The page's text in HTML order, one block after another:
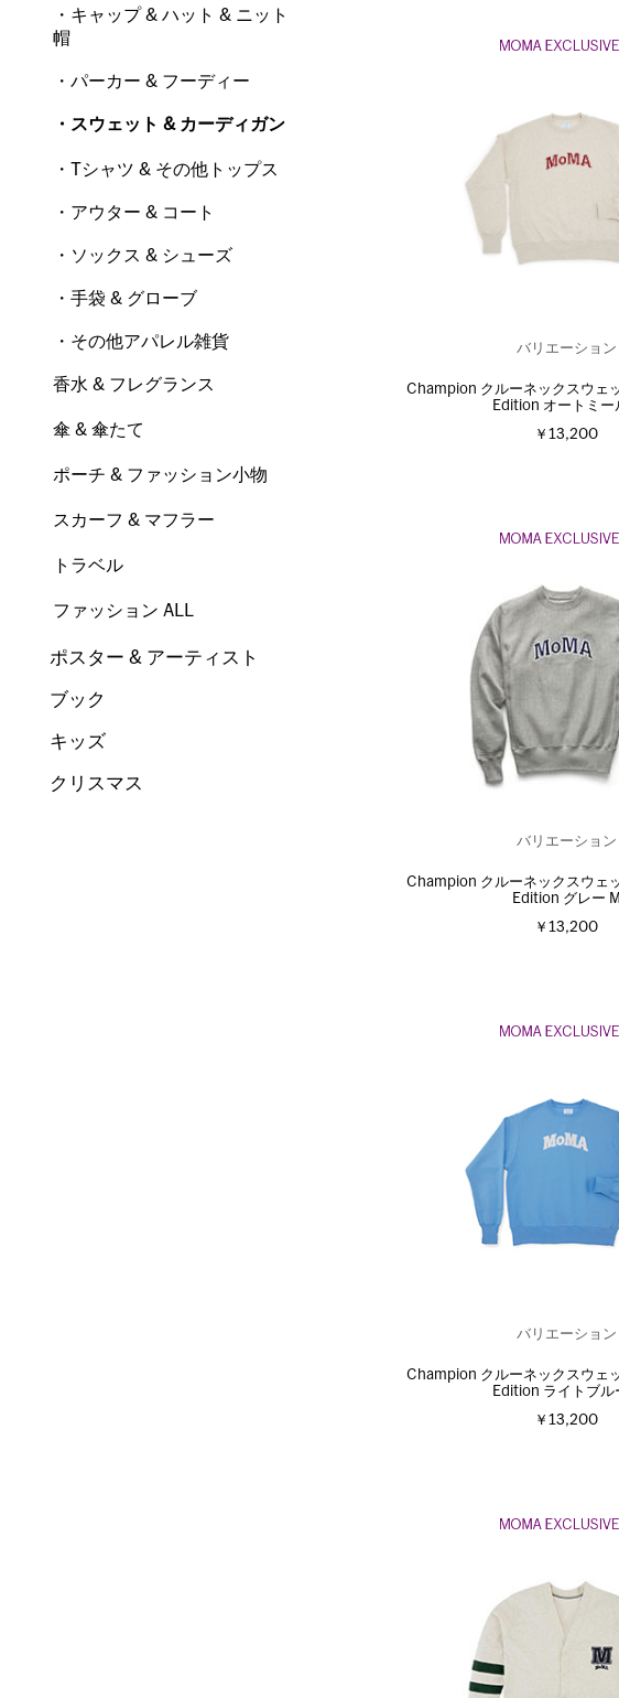
バリエーション
Champion クルーネックスウェ
Edition オートミー
￥13,200
バリエーション
Champion クルーネックスウェ
Edition グレー M
￥13,200
バリエーション
Champion クルーネックスウェ
Edition ライトブル
￥13,200
・キャップ & ハット & ニット
帽
・パーカー & フーディー
・スウェット & カーディガン
・Tシャツ & その他トップス
・アウター & コート
・ソックス & シューズ
・手袋 & グローブ
・その他アパレル雑貨
香水 & フレグランス
傘 & 傘たて
ポーチ & ファッション小物
スカーフ & マフラー
トラベル
ファッション ALL
ポスター & アーティスト
ブック
キッズ
クリスマス